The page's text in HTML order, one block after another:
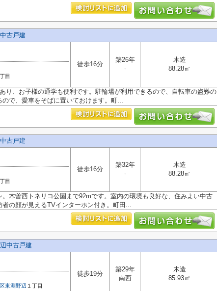
古戸建
目
徒歩16分
築26年
-
木造
88.28㎡
り、お子様の通学も便利です。駐輪場が利用できるので、自転車の盗難の
で、愛車をそばに置いておけます。町...
古戸建
目
徒歩16分
築32年
-
木造
88.28㎡
。木曽西トネリコ公園まで92mです。室内の環境も良好な、住みよい中古
の顔が見えるTVインターホン付き。町田...
中古戸建
東淵野辺 １丁目
徒歩19分
築29年
南西
木造
85.93㎡